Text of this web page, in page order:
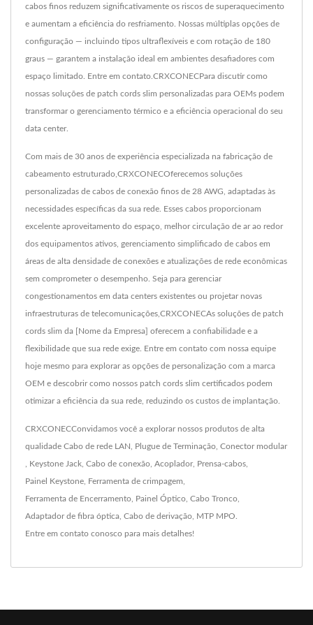
cabos finos reduzem significativamente os riscos de superaquecimento
e aumentam a eficiência do resfriamento. Nossas múltiplas opções de
configuração — incluindo tipos ultraflexíveis e com rotação de 180
graus — garantem a instalação ideal em ambientes desafiadores com
espaço limitado. Entre em contato.CRXCONECPara discutir como
nossas soluções de patch cords slim personalizadas para OEMs podem
transformar o gerenciamento térmico e a eficiência operacional do seu
data center.
Com mais de 30 anos de experiência especializada na fabricação de
cabeamento estruturado,CRXCONECOferecemos soluções
personalizadas de cabos de conexão finos de 28 AWG, adaptadas às
necessidades específicas da sua rede. Esses cabos proporcionam
excelente aproveitamento do espaço, melhor circulação de ar ao redor
dos equipamentos ativos, gerenciamento simplificado de cabos em
áreas de alta densidade de conexões e atualizações de rede econômicas
sem comprometer o desempenho. Seja para gerenciar
congestionamentos em data centers existentes ou projetar novas
infraestruturas de telecomunicações,CRXCONECAs soluções de patch
cords slim da [Nome da Empresa] oferecem a confiabilidade e a
flexibilidade que sua rede exige. Entre em contato com nossa equipe
hoje mesmo para explorar as opções de personalização com a marca
OEM e descobrir como nossos patch cords slim certificados podem
otimizar a eficiência da sua rede, reduzindo os custos de implantação.
CRXCONECConvidamos você a explorar nossos produtos de alta
qualidade Cabo de rede LAN Plugue de Terminação Conector modular
Keystone Jack Cabo de conexão Acoplador, Prensa-cabos
Painel Keystone Ferramenta de crimpagem
Ferramenta de Encerramento Painel Óptico Cabo Tronco
Adaptador de fibra óptica Cabo de derivação MTP MPO
Entre em contato conosco para mais detalhes!